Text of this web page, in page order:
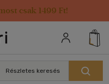
csak 1499 Ft!
Részletes keresés